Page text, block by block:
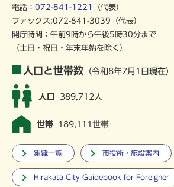
電話： 072-841-1221
（代表）
ファックス:072-841-3039（代表）
開庁時間：午前9時から午後5時30分まで
（土日・祝日・年末年始を除く）
人口と世帯数 （令和8年7月1日現在）
人口 389,712人
世帯 189,111世帯
組織一覧 市役所・施設案内
Hirakata City Guidebook for Foreigner